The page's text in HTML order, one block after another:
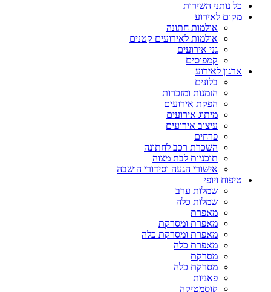
כל נותני השירות
מקום לאירוע
אולמות חתונה
אולמות לאירועים קטנים
גני אירועים
קמפוסים
ארגון לאירוע
בלונים
הזמנות ומזכרות
הפקת אירועים
מיתוג אירועים
עיצוב אירועים
פרחים
השכרת רכב לחתונה
תוכניות לבת מצוה
אישורי הגעה וסידורי הושבה
טיפוח ויופי
שמלות ערב
שמלות כלה
מאפרת
מאפרת ומסרקת
מאפרת ומסרקת כלה
מאפרת כלה
מסרקת
מסרקת כלה
פאניות
קוסמטיקה